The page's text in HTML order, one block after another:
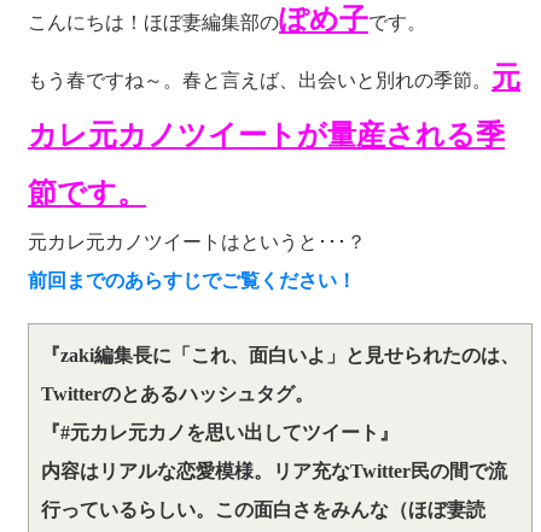
こんにちは！ほぼ妻編集部のぽめ子です。
もう春ですね～。春と言えば、出会いと別れの季節。 元
カレ元カノツイートが量産される季
節です。
元カレ元カノツイートはというと･･･？
前回までのあらすじでご覧ください！
『zaki編集長に「これ、面白いよ」と見せられたのは、
Twitterのとあるハッシュタグ。
『#元カレ元カノを思い出してツイート』
内容はリアルな恋愛模様。リア充なTwitter民の間で流
行っているらしい。この面白さをみんな（ほぼ妻読